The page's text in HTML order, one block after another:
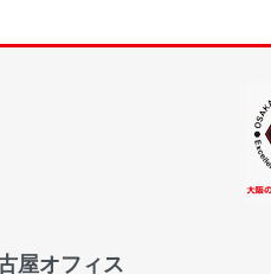
屋オフィス